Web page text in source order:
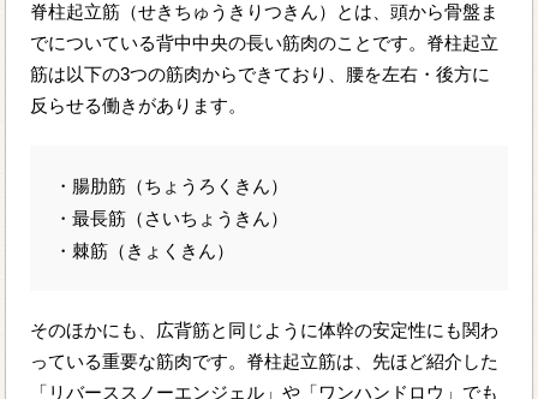
脊柱起立筋（せきちゅうきりつきん）とは、頭から骨盤ま
でについている背中中央の長い筋肉のことです。脊柱起立
筋は以下の3つの筋肉からできており、腰を左右・後方に
反らせる働きがあります。
・腸肋筋（ちょうろくきん）
・最長筋（さいちょうきん）
・棘筋（きょくきん）
そのほかにも、広背筋と同じように体幹の安定性にも関わ
っている重要な筋肉です。脊柱起立筋は、先ほど紹介した
「リバーススノーエンジェル」や「ワンハンドロウ」でも